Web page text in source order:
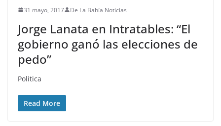
31 mayo, 2017 De La Bahía Noticias
Jorge Lanata en Intratables: “El
gobierno ganó las elecciones de
pedo”
Politica
Read More